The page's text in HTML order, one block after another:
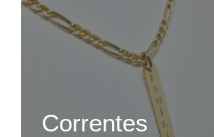
Correntes